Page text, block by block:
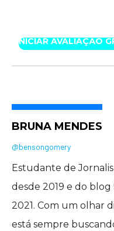
INICIAR AVALIAÇÃO
BRUNA MENDES
@bensongomery
Estudante de
desde 2019 e do
2021. Com um olhar
está sempre